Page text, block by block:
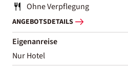
Ohne Verpflegung
ANGEBOTSDETAILS
Eigenanreise
Nur Hotel